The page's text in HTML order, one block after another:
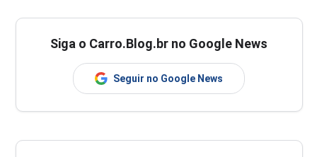
Siga o Carro.Blog.br no Google News
Seguir no Google News